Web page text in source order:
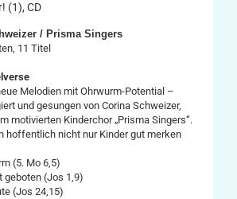
(1), CD
/ Prisma Singers
11 Titel
Melodien mit Ohrwurm-Potential –
und gesungen von Corina Schweizer,
motivierten Kinderchor „Prisma Singers“.
hoffentlich nicht nur Kinder gut merken
(5. Mo 6,5)
geboten (Jos 1,9)
(Jos 24,15)